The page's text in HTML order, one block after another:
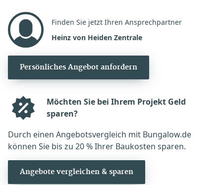
Finden Sie jetzt Ihren Ansprechpartner
Heinz von Heiden Zentrale
Persönliches Angebot anfordern
Möchten Sie bei Ihrem Projekt Geld
sparen?
Durch einen Angebotsvergleich mit Bungalow.de
können Sie bis zu 20 % Ihrer Baukosten sparen.
Angebote vergleichen & sparen